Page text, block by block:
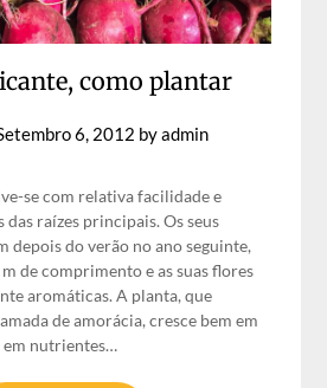
como plantar
6, 2012 byadmin
se com relativa facilidade e
raízes principais. Os seus
depois do verão no ano seguinte,
de comprimento e as suas flores
aromáticas. A planta, que
de amorácia, cresce bem em
nutrientes…